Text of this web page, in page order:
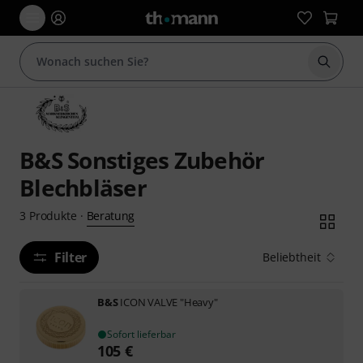
Suche
B&S Sonstiges Zubehör
Blechbläser
3 Produkte · Beratung
Filter Beliebtheit
B&SICON VALVE "Heavy"
Sofort lieferbar
105 €